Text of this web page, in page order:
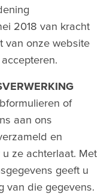
2018 van kracht
van onze website
of
aan ons
en
ze achterlaat. Met
geeft u
van die gegevens.